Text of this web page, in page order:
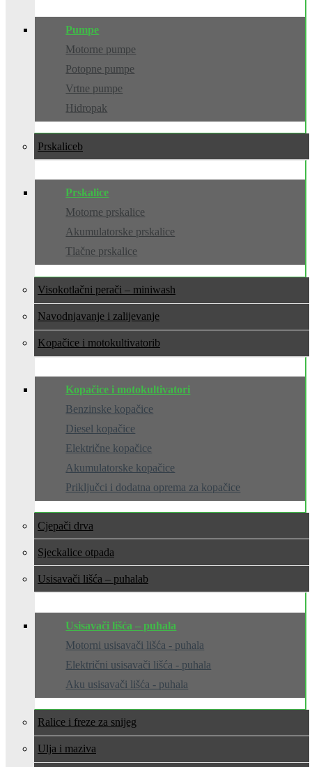
Pumpe
Motorne pumpe
Potopne pumpe
Vrtne pumpe
Hidropak
Prskalice
Prskalice
Motorne prskalice
Akumulatorske prskalice
Tlačne prskalice
Visokotlačni perači – miniwash
Navodnjavanje i zalijevanje
Kopačice i motokultivatori
Kopačice i motokultivatori
Benzinske kopačice
Diesel kopačice
Električne kopačice
Akumulatorske kopačice
Priključci i dodatna oprema za kopačice
Cjepači drva
Sjeckalice otpada
Usisavači lišća – puhala
Usisavači lišća – puhala
Motorni usisavači lišća - puhala
Električni usisavači lišća - puhala
Aku usisavači lišća - puhala
Ralice i freze za snijeg
Ulja i maziva